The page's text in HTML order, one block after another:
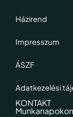
Házirend
Impresszum
ÁSZF
Adatkezelési
KONTAKT